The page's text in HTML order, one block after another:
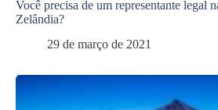
Você precisa de um representante legal
Zelândia?
29 de março de 2021